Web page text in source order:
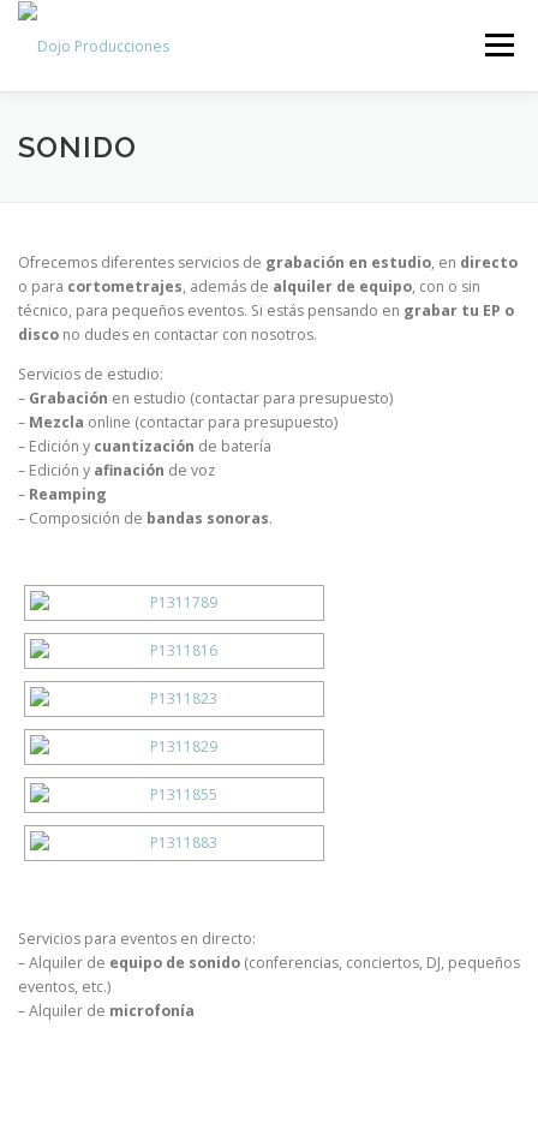
Saltar
contenido
Menú
INICIO SERVICIOS
SONIDO
Ofrecemos diferentes servicios de grabación en estudio, en directo
o para cortometrajes, además de alquiler de equipo, con o sin
técnico, para pequeños eventos. Si estás pensando en grabar tu EP o
disco no dudes en contactar con nosotros.
Servicios de estudio:
– Grabación en estudio (contactar para presupuesto)
– Mezcla online (contactar para presupuesto)
– Edición y cuantización de batería
– Edición y afinación de voz
– Reamping
– Composición de bandas sonoras.
Servicios para eventos en directo:
– Alquiler de equipo de sonido (conferencias, conciertos, DJ, pequeños
eventos, etc.)
– Alquiler de microfonía